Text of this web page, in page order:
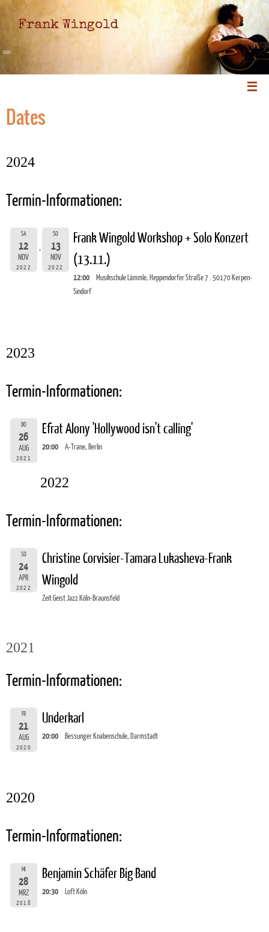
Frank Wingold
Dates
2024
Termin-Informationen:
SA
12
NOV
2022
SO
13
NOV
2022
Frank Wingold Workshop + Solo Konzert
(13.11.)
12:00
Musikschule Lämmle, Heppendorfer Straße 7 . 50170 Kerpen-
Sindorf
2023
Termin-Informationen:
DO
26
AUG
2021
Efrat Alony 'Hollywood isn't calling'
20:00 A-Trane, Berlin
2022
Termin-Informationen:
SO
24
APR
2022
Christine Corvisier-Tamara Lukasheva-Frank
Wingold
Zeit Geist Jazz Köln-Braunsfeld
2021
Termin-Informationen:
FR
21
AUG
2020
Underkarl
20:00 Bessunger Knabenschule, Darmstadt
2020
Termin-Informationen:
MI
28
MRZ
2018
Benjamin Schäfer Big Band
20:30 Loft Köln